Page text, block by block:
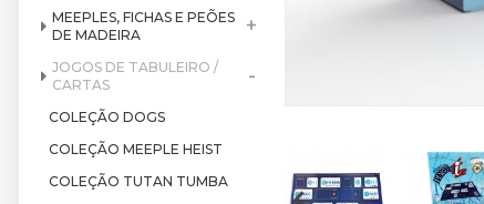
MEEPLES, FICHAS E PEÕES
DE MADEIRA
+
JOGOS DE TABULEIRO /
CARTAS
-
COLEÇÃO DOGS
COLEÇÃO MEEPLE HEIST
COLEÇÃO TUTAN TUMBA